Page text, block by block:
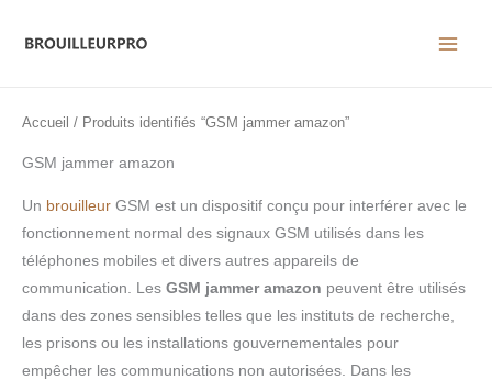
Accueil / Produits identifiés “GSM jammer amazon”
GSM jammer amazon
Un brouilleur GSM est un dispositif conçu pour interférer avec le
fonctionnement normal des signaux GSM utilisés dans les
téléphones mobiles et divers autres appareils de
communication. Les GSM jammer amazon peuvent être utilisés
dans des zones sensibles telles que les instituts de recherche,
les prisons ou les installations gouvernementales pour
empêcher les communications non autorisées. Dans les